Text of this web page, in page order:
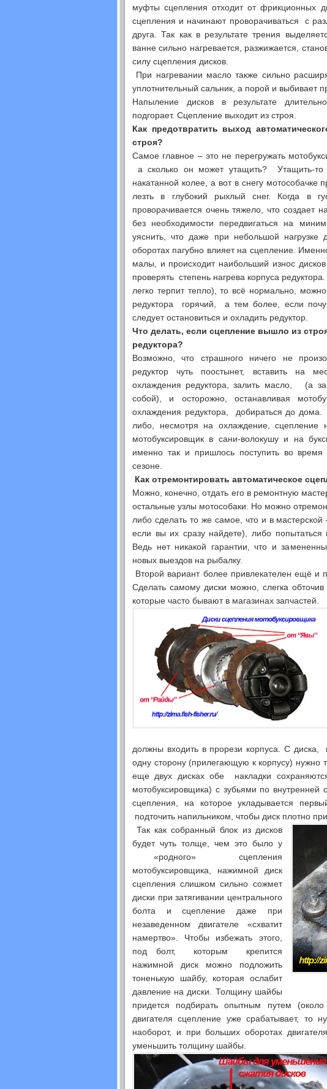
муфты сцепления отходит от фрикционных
сцепления и начинают проворачиваться с
друга. Так как в результате трения
ванне сильно нагревается, разжижается,
силу сцепления дисков.
При нагревании масло также сильно
уплотнительный сальник, а порой и выбивает
Напыление дисков в результате
подгорает. Сцепление выходит из строя.
Как предотвратить выход
строя?
Самое главное – это не перегружать
а сколько он может утащить? Утащить-
накатанной колее, а вот в снегу мотособачке
лезть в глубокий рыхлый снег. Когда в
проворачивается очень тяжело, что создает
без необходимости передвигаться на
уяснить, что даже при небольшой
оборотах пагубно влияет на сцепление.
малы, и происходит наибольший износ
проверять степень нагрева корпуса
легко терпит тепло), то всё нормально,
редуктора горячий, а тем более, если
следует остановиться и охладить редуктор.
Что делать, если сцепление вышло из
редуктора?
Возможно, что страшного ничего не
редуктор чуть поостынет, вставить на
охлаждения редуктора, залить масло, (а
собой), и осторожно, останавливая
охлаждения редуктора, добираться до
либо, несмотря на охлаждение, сцепление
мотобуксировщик в сани-волокушу и на
именно так и пришлось поступить во
сезоне.
Как отремонтировать автоматическое
Можно, конечно, отдать его в ремонтную
остальные узлы мотособаки. Но можно
либо сделать то же самое, что и в
если вы их сразу найдете), либо попытаться
Ведь нет никакой гарантии, что и
новых выездов на рыбалку.
Второй вариант более привлекателен ещё и
Сделать самому диски можно, слегка
которые часто бывают в магазинах запчастей.
должны входить в прорези корпуса. С диска,
одну сторону (прилегающую к корпусу) нужно
еще двух дисках обе накладки
мотобуксировщика) с зубьями по
сцепления, на которое укладывается
подточить напильником, чтобы диск плотно
Так как собранный блок из дисков
будет чуть толще, чем это было у
«родного» сцепления
мотобуксировщика, нажимной диск
сцепления слишком сильно сожмет
диски при затягивании центрального
болта и сцепление даже при
незаведенном двигателе «схватит
намертво». Чтобы избежать этого,
под болт, которым крепится
нажимной диск можно подложить
тоненькую шайбу, которая ослабит
давление на диски. Толщину шайбы
придется подбирать опытным путем
двигателя сцепление уже срабатывает, то
наоборот, и при больших оборотах
уменьшить толщину шайбы.